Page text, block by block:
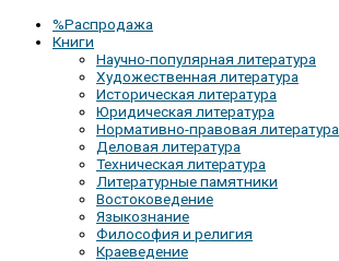
%Распродажа
Книги
Научно-популярная литература
Художественная литература
Историческая литература
Юридическая литература
Нормативно-правовая литература
Деловая литература
Техническая литература
Литературные памятники
Востоковедение
Языкознание
Философия и религия
Краеведение